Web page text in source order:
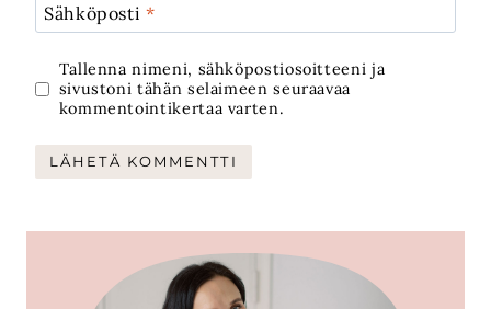
Sähköposti*
Tallenna nimeni, sähköpostiosoitteeni ja
sivustoni tähän selaimeen seuraavaa
kommentointikertaa varten.